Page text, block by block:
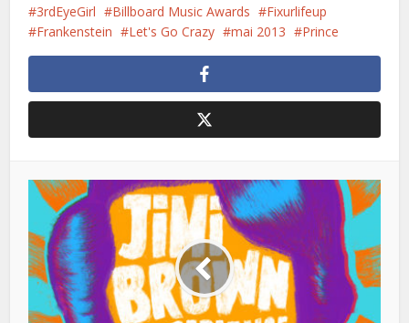
3rdEyeGirl Billboard Music Awards
Fixurlifeup
Frankenstein
Let's Go Crazy mai 2013 Prince